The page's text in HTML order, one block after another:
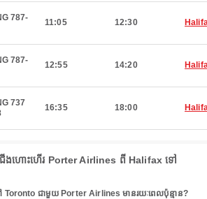
787-
11:05 12:30
787-
12:55 14:20
737
16:35 18:00
ហោះហើរ Porter Airlines ពី Halifax ទៅ
Toronto ជាមួយ Porter Airlines មានរយៈពេលប៉ុន្មាន?